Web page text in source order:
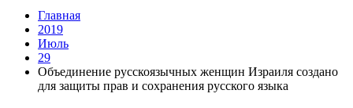
Главная
2019
Июль
29
Объединение русскоязычных женщин Израиля создано
для защиты прав и сохранения русского языка